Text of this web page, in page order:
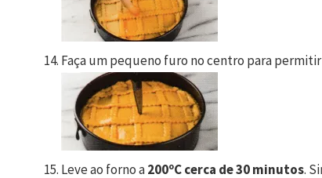
Faça um pequeno furo no centro para permitir
Leve ao forno a200ºC cerca de 30 minutos.